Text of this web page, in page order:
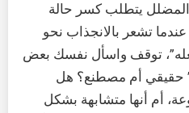
المضلل يتطلب كسر حالة
عندما تشعر بالانجذاب نحو
توقف واسأل نفسك بعض
حقيقي أم مصطنع؟ هل
أم أنها متشابهة بشكل